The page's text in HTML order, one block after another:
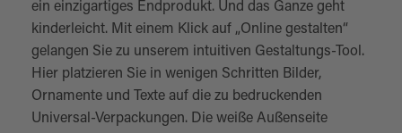
ein einzigartiges Endprodukt. Und das Ganze geht
kinderleicht. Mit einem Klick auf „Online gestalten“
gelangen Sie zu unserem intuitiven Gestaltungs-Tool.
Hier platzieren Sie in wenigen Schritten Bilder,
Ornamente und Texte auf die zu bedruckenden
Universal-Verpackungen. Die weiße Außenseite